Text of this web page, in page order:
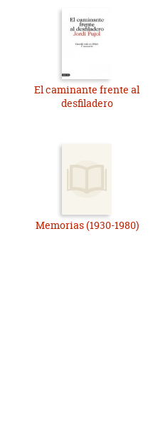
El caminante frente al
desfiladero
Memorias (1930-1980)